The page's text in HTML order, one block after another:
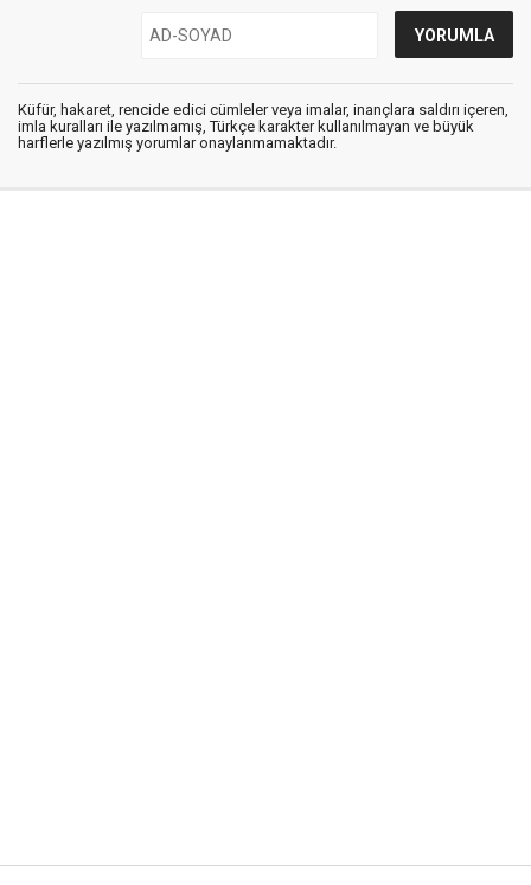
Küfür, hakaret, rencide edici cümleler veya imalar, inançlara saldırı içeren,
imla kuralları ile yazılmamış, Türkçe karakter kullanılmayan ve büyük
harflerle yazılmış yorumlar onaylanmamaktadır.